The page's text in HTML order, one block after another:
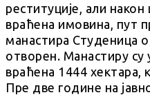
реституције, али
враћена имовина, пут
манастира Студеница
отворен. Манастиру су
враћена 1444 хектара,
Пре две године на